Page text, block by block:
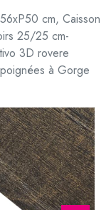
cm, Caisson
25/25 cm-
3D rovere
à Gorge